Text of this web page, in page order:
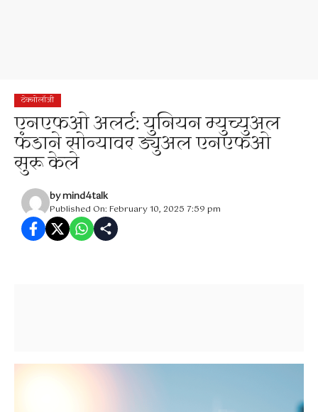
टेक्नोलॉजी
एनएफओ अलर्ट: युनियन म्युच्युअल
फंडाने सोन्यावर ड्युअल एनएफओ
सुरू केले
bymind4talk
Published On: February 10, 2025 7:59 pm